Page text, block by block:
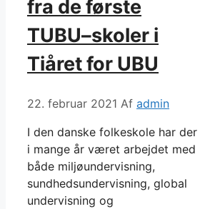
fra de første
TUBU–skoler i
Tiåret for UBU
22. februar 2021 Af admin
I den danske folkeskole har der
i mange år været arbejdet med
både miljøundervisning,
sundhedsundervisning, global
undervisning og